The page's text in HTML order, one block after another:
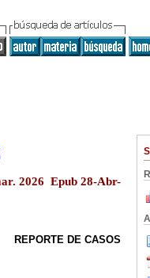
2026 Epub 28-Abr-
REPORTE DE CASOS